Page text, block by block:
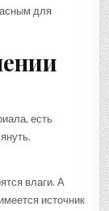
для
есть
влаги. А
источник